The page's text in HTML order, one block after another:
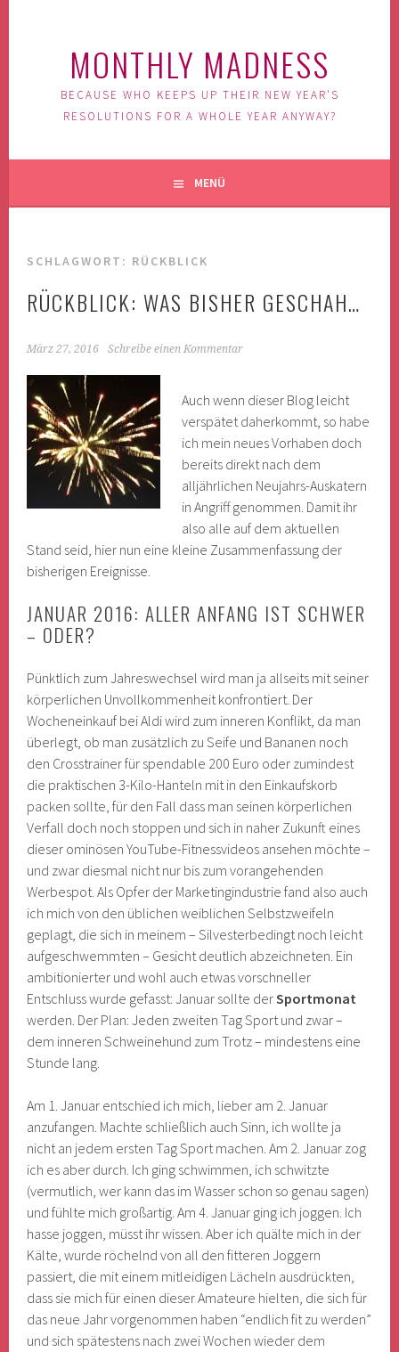
MONTHLY MADNESS
BECAUSE WHO KEEPS UP THEIR NEW YEAR'S
RESOLUTIONS FOR A WHOLE YEAR ANYWAY?
MENÜ
SCHLAGWORT: RÜCKBLICK
RÜCKBLICK: WAS BISHER GESCHAH…
März 27, 2016 Schreibe einen Kommentar
Auch wenn dieser Blog leicht
verspätet daherkommt, so habe
ich mein neues Vorhaben doch
bereits direkt nach dem
alljährlichen Neujahrs-Auskatern
in Angriff genommen. Damit ihr
also alle auf dem aktuellen
Stand seid, hier nun eine kleine Zusammenfassung der
bisherigen Ereignisse.
JANUAR 2016: ALLER ANFANG IST SCHWER
– ODER?
Pünktlich zum Jahreswechsel wird man ja allseits mit seiner
körperlichen Unvollkommenheit konfrontiert. Der
Wocheneinkauf bei Aldi wird zum inneren Konflikt, da man
überlegt, ob man zusätzlich zu Seife und Bananen noch
den Crosstrainer für spendable 200 Euro oder zumindest
die praktischen 3-Kilo-Hanteln mit in den Einkaufskorb
packen sollte, für den Fall dass man seinen körperlichen
Verfall doch noch stoppen und sich in naher Zukunft eines
dieser ominösen YouTube-Fitnessvideos ansehen möchte –
und zwar diesmal nicht nur bis zum vorangehenden
Werbespot. Als Opfer der Marketingindustrie fand also auch
ich mich von den üblichen weiblichen Selbstzweifeln
geplagt, die sich in meinem – Silvesterbedingt noch leicht
aufgeschwemmten – Gesicht deutlich abzeichneten. Ein
ambitionierter und wohl auch etwas vorschneller
Entschluss wurde gefasst: Januar sollte derSportmonat
werden. Der Plan: Jeden zweiten Tag Sport und zwar –
dem inneren Schweinehund zum Trotz – mindestens eine
Stunde lang.
Am 1. Januar entschied ich mich, lieber am 2. Januar
anzufangen. Machte schließlich auch Sinn, ich wollte ja
nicht an jedem ersten Tag Sport machen. Am 2. Januar zog
ich es aber durch. Ich ging schwimmen, ich schwitzte
(vermutlich, wer kann das im Wasser schon so genau sagen)
und fühlte mich großartig. Am 4. Januar ging ich joggen. Ich
hasse joggen, müsst ihr wissen. Aber ich quälte mich in der
Kälte, wurde röchelnd von all den fitteren Joggern
passiert, die mit einem mitleidigen Lächeln ausdrückten,
dass sie mich für einen dieser Amateure hielten, die sich für
das neue Jahr vorgenommen haben “endlich fit zu werden”
und sich spätestens nach zwei Wochen wieder dem